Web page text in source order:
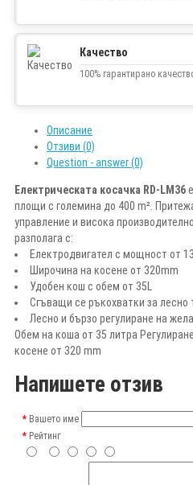
Качество
100% гарантирано
Описание
Отзиви (0)
Question - answer (0)
Електрическата косачка RD-LM36
площи с големина до 400 m².
управление и висока
разполага с:
Електродвигател с мощност от
Широчина на косене от 320mm
Удобен кош с обем от 35L
Сгъващи се ръкохватки за лесно
Лесно и бързо регулиране на
Обем на коша от 35 литра
косене от 320 mm
Напишете отзив
Вашето име
Рейтинг